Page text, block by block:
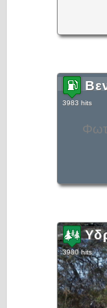
3983 hits
3980 hits